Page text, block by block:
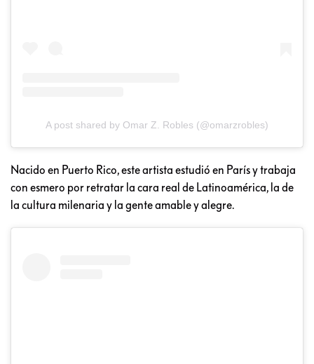
A post shared by Omar Z. Robles (@omarzrobles)
Nacido en Puerto Rico, este artista estudió en París y trabaja
con esmero por retratar la cara real de Latinoamérica, la de
la cultura milenaria y la gente amable y alegre.